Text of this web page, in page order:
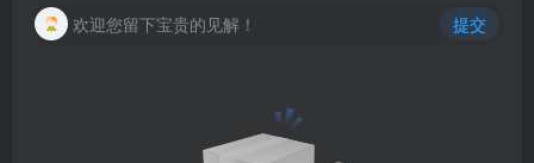
欢迎您留下宝贵的见解！ 提交